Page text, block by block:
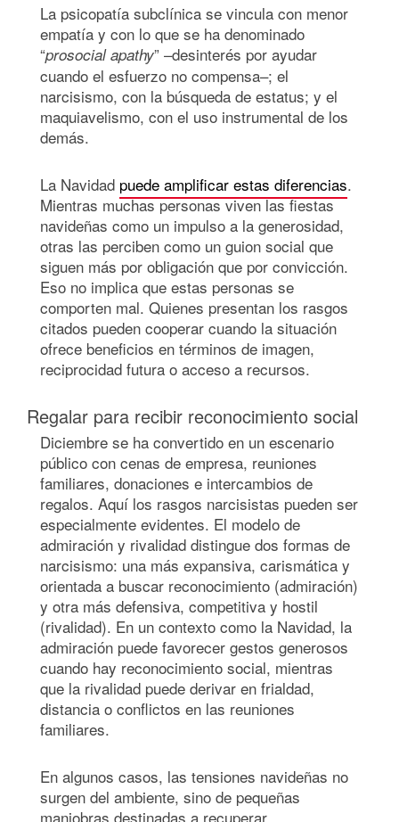
La psicopatía subclínica se vincula con menor
empatía y con lo que se ha denominado
“prosocial apathy” –desinterés por ayudar
cuando el esfuerzo no compensa–; el
narcisismo, con la búsqueda de estatus; y el
maquiavelismo, con el uso instrumental de los
demás.
La Navidad puede amplificar estas diferencias.
Mientras muchas personas viven las fiestas
navideñas como un impulso a la generosidad,
otras las perciben como un guion social que
siguen más por obligación que por convicción.
Eso no implica que estas personas se
comporten mal. Quienes presentan los rasgos
citados pueden cooperar cuando la situación
ofrece beneficios en términos de imagen,
reciprocidad futura o acceso a recursos.
Regalar para recibir reconocimiento social
Diciembre se ha convertido en un escenario
público con cenas de empresa, reuniones
familiares, donaciones e intercambios de
regalos. Aquí los rasgos narcisistas pueden ser
especialmente evidentes. El modelo de
admiración y rivalidad distingue dos formas de
narcisismo: una más expansiva, carismática y
orientada a buscar reconocimiento (admiración)
y otra más defensiva, competitiva y hostil
(rivalidad). En un contexto como la Navidad, la
admiración puede favorecer gestos generosos
cuando hay reconocimiento social, mientras
que la rivalidad puede derivar en frialdad,
distancia o conflictos en las reuniones
familiares.
En algunos casos, las tensiones navideñas no
surgen del ambiente, sino de pequeñas
maniobras destinadas a recuperar